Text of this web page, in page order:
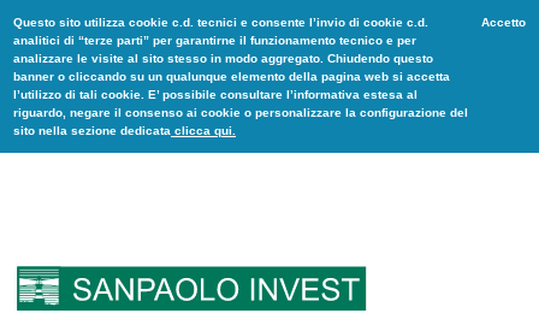
Questo sito utilizza cookie c.d. tecnici e consente l’invio di cookie c.d.
analitici di “terze parti” per garantirne il funzionamento tecnico e per
analizzare le visite al sito stesso in modo aggregato. Chiudendo questo
banner o cliccando su un qualunque elemento della pagina web si accetta
l’utilizzo di tali cookie. E’ possibile consultare l’informativa estesa al
riguardo, negare il consenso ai cookie o personalizzare la configurazione del
sito nella sezione dedicata clicca qui.
Accetto